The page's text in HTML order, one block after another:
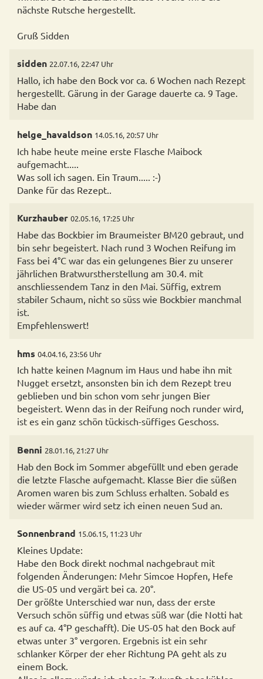
nächste Rutsche hergestellt.
sidden 22.07.16, 22:47 Uhr
Hallo, ich habe den Bock vor ca. 6 Wochen nach Rezept
hergestellt. Gärung in der Garage dauerte ca. 9 Tage.
Habe dan
helge_havaldson 14.05.16, 20:57 Uhr
Ich habe heute meine erste Flasche Maibock
aufgemacht.....
Was soll ich sagen. Ein Traum..... :-)
Danke für das Rezept..
Kurzhauber 02.05.16, 17:25 Uhr
Habe das Bockbier im Braumeister BM20 gebraut, und
bin sehr begeistert. Nach rund 3 Wochen Reifung im
Fass bei 4°C war das ein gelungenes Bier zu unserer
jährlichen Bratwurstherstellung am 30.4. mit
anschliessendem Tanz in den Mai. Süffig, extrem
stabiler Schaum, nicht so süss wie Bockbier manchmal
ist.
Empfehlenswert!
hms 04.04.16, 23:56 Uhr
Ich hatte keinen Magnum im Haus und habe ihn mit
Nugget ersetzt, ansonsten bin ich dem Rezept treu
geblieben und bin schon vom sehr jungen Bier
begeistert. Wenn das in der Reifung noch runder wird,
ist es ein ganz schön tückisch-süffiges Geschoss.
Benni 28.01.16, 21:27 Uhr
Hab den Bock im Sommer abgefüllt und eben gerade
die letzte Flasche aufgemacht. Klasse Bier die süßen
Aromen waren bis zum Schluss erhalten. Sobald es
wieder wärmer wird setz ich einen neuen Sud an.
Sonnenbrand 15.06.15, 11:23 Uhr
Kleines Update:
Habe den Bock direkt nochmal nachgebraut mit
folgenden Änderungen: Mehr Simcoe Hopfen, Hefe
die US-05 und vergärt bei ca. 20°.
Der größte Unterschied war nun, dass der erste
Versuch schön süffig und etwas süß war (die Notti hat
es auf ca. 4°P geschafft). Die US-05 hat den Bock auf
etwas unter 3° vergoren. Ergebnis ist ein sehr
schlanker Körper der eher Richtung PA geht als zu
einem Bock.